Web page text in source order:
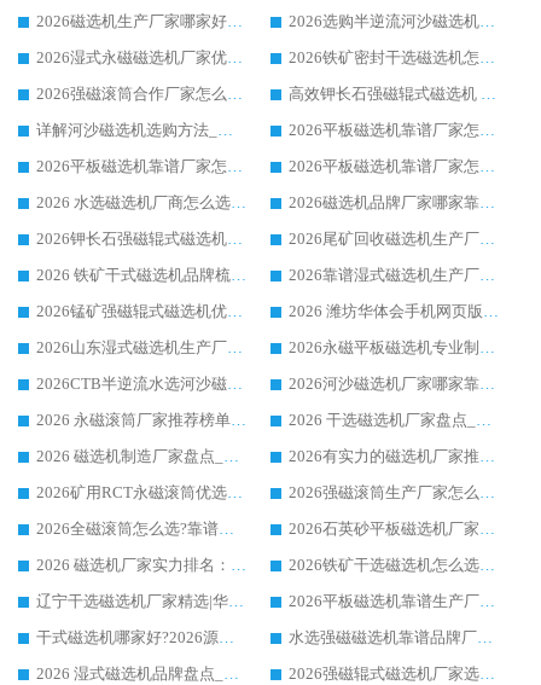
2026磁选机生产厂家哪家好?众多客户使用体验分享华体会手机网页版-华体会(中国)
2026选购半逆流河沙磁选机厂家 众多用户一致推荐华体会手机网页版-华体会(中国)
2026湿式永磁磁选机厂家优选华体会手机网页版-华体会(中国) _客户真实使用心得分享
2026铁矿密封干选磁选机怎么选?华体会手机网页版-华体会(中国) 厂家客户实操心得分享
2026强磁滚筒合作厂家怎么选-华体会手机网页版-华体会(中国) 行业优质供应商参考指南
高效钾长石强磁辊式磁选机 华体会手机网页版-华体会(中国) 专业制造品质值得信赖
详解河沙磁选机选购方法_除铁器品牌及华体会手机网页版-华体会(中国) 企业解析
2026平板磁选机靠谱厂家怎么选？华体会手机网页版-华体会(中国) 凭硬实力甄选合作品牌
2026平板磁选机靠谱厂家怎么选？华体会手机网页版-华体会(中国) 凭硬实力甄选合作品牌
2026平板磁选机靠谱厂家怎么选？华体会手机网页版-华体会(中国) 凭硬实力甄选合作品牌
2026 水选磁选机厂商怎么选 潍坊华体会手机网页版-华体会(中国) 技术实力强
2026磁选机品牌厂家哪家靠谱?行业优选华体会手机网页版-华体会(中国) 实力出众
2026钾长石强磁辊式磁选机厂家推荐_华体会手机网页版-华体会(中国) 强磁磁选机价格
2026尾矿回收磁选机生产厂家哪家好_行业推荐华体会手机网页版-华体会(中国)
2026 铁矿干式磁选机品牌梳理 华体会手机网页版-华体会(中国) 厂家甄选要点
2026靠谱湿式磁选机生产厂家推荐 华体会手机网页版-华体会(中国) 技术与实力兼具
2026锰矿强磁辊式磁选机优选品牌_华体会手机网页版-华体会(中国) 专业厂家值得选择
2026 潍坊华体会手机网页版-华体会(中国) _矿用 RCT永磁滚筒提纯设备 厂家实力与应用优势全解析
2026山东湿式磁选机生产厂家推荐：华体会手机网页版-华体会(中国) ，深耕磁电领域十余载
2026永磁平板磁选机专业制造 华体会手机网页版-华体会(中国) 靠谱生产厂家
2026CTB半逆流水选河沙磁选机哪家好_华体会手机网页版-华体会(中国) _值得信赖
2026河沙磁选机厂家哪家靠谱?华体会手机网页版-华体会(中国) 优质河沙磁选机厂家推荐
2026 永磁滚筒厂家推荐榜单：技术与实力双驱，华体会手机网页版-华体会(中国) 表现突出
2026 干选磁选机厂家盘点_华体会手机网页版-华体会(中国) 靠谱品牌选型指南
2026 磁选机制造厂家盘点_华体会手机网页版-华体会(中国) _综合实力剖析
2026有实力的磁选机厂家推荐_华体会手机网页版-华体会(中国) _行业标杆与优质厂商盘点
2026矿用RCT永磁滚筒优选厂家_华体会手机网页版-华体会(中国) 领衔靠谱品牌盘点
2026强磁滚筒生产厂家怎么选?行业口碑推荐华体会手机网页版-华体会(中国)
2026全磁滚筒怎么选?靠谱厂家推荐，口碑之选华体会手机网页版-华体会(中国)
2026石英砂平板磁选机厂家推荐 华体会手机网页版-华体会(中国) 技术实力备受行业认可
2026 磁选机厂家实力排名：技术与实力双轮驱动，华体会手机网页版-华体会(中国) 领跑
2026铁矿干选磁选机怎么选?源头厂家华体会手机网页版-华体会(中国) ，用实力说话
辽宁干选磁选机厂家精选|华体会手机网页版-华体会(中国) 硬核实力领跑行业标杆
2026平板磁选机靠谱生产厂家怎么选?行业标杆华体会手机网页版-华体会(中国) ，凭硬实力脱颖而出
干式磁选机哪家好?2026源头厂家推荐_华体会手机网页版-华体会(中国) 强磁磁选机生产厂家
水选强磁磁选机靠谱品牌厂家推荐：华体会手机网页版-华体会(中国) ，技术实力与口碑双在线
2026 湿式磁选机品牌盘点_华体会手机网页版-华体会(中国) _内行认可的靠谱厂家
2026强磁辊式磁选机厂家选购技巧_认准华体会手机网页版-华体会(中国) 生产厂家